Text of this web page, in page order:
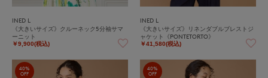
INED L
《大きいサイズ》クルーネック5分袖サマ
ーニット
￥9,900(税込)
INED L
《大きいサイズ》リネンダブルブレストジ
ャケット《PONTETORTO》
￥41,580(税込)
40%
OFF
40%
OFF